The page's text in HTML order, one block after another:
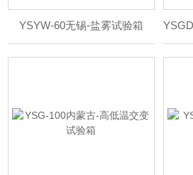
YSYW-60无锡-盐雾试验箱